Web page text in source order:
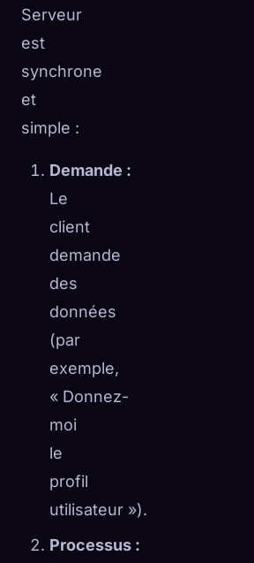
Serveur
est
synchrone
et
simple :
Demande :
Le
client
demande
des
données
(par
exemple,
« Donnez-
moi
le
profil
utilisateur »).
Processus :